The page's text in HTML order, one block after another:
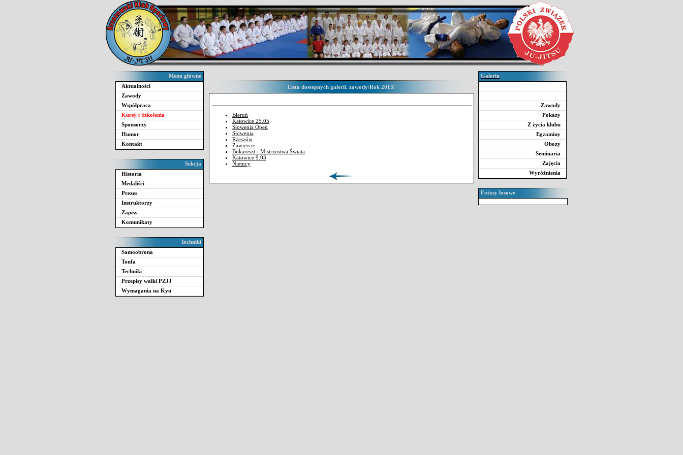
Menu główne
Aktualności
Zawody
Współpraca
Kursy i Szkolenia
Sponsorzy
Humor
Kontakt
Sekcja
Historia
Medaliści
Prezes
Instruktorzy
Zapisy
Komunikaty
Techniki
Samoobrona
Tonfa
Techniki
Przepisy walki PZJJ
Wymagania na Kyu
Lista dostepnych galerii. zawody/Rok 2013/
Bieruń
Katowice 25.05
Słowenia Open
Słowenia
Rzeszów
Zawiercie
Bukareszt - Mistrzostwa Świata
Katowice 9.03
Niemcy
Galeria
Zawody
Pokazy
Z życia klubu
Egzaminy
Obozy
Seminaria
Zajęcia
Wyróżnienia
Fotosy losowe